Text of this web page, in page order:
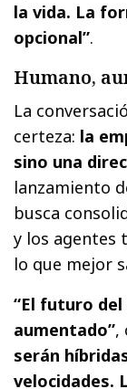
la vida. La
opcional”.
Humano,
La
certeza: la
sino una
lanzamiento
busca
y los agentes
lo que mejor
“El futuro
aumentado”,
serán
velocidades.